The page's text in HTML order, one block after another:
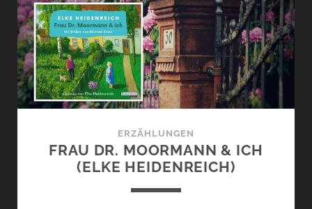
ERZÄHLUNGEN
FRAU DR. MOORMANN & ICH
(ELKE HEIDENREICH)